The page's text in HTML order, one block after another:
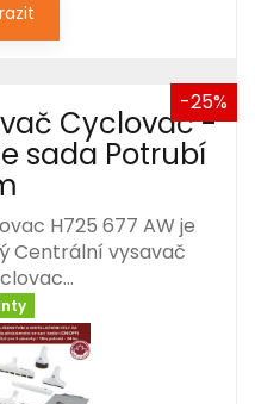
-25%
Cyclovac -
sada Potrubí
H725 677 AW je
Centrální vysavač